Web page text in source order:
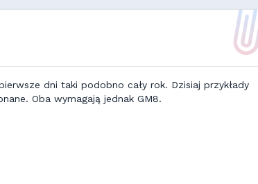
dni taki podobno cały rok. Dzisiaj przykłady
Oba wymagają jednak GM8.